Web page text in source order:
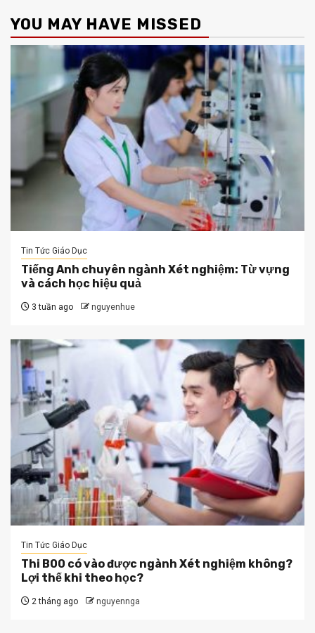
YOU MAY HAVE MISSED
Tin Tức Giáo Dục
Tiếng Anh chuyên ngành Xét nghiệm: Từ vựng
và cách học hiệu quả
3 tuần ago nguyenhue
Tin Tức Giáo Dục
Thi B00 có vào được ngành Xét nghiệm không?
Lợi thế khi theo học?
2 tháng ago nguyennga